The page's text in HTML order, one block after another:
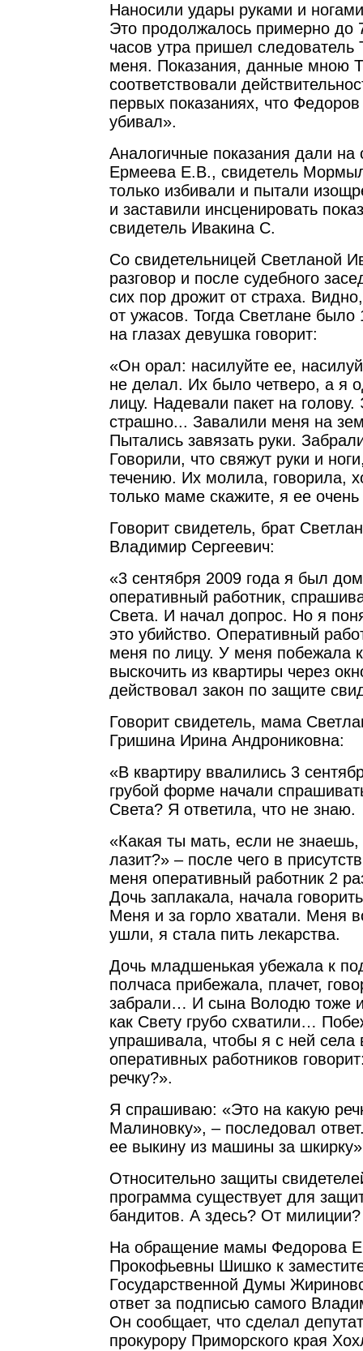
Наносили удары руками и
Это продолжалось примерно до
часов утра пришел
меня. Показания, данные мною
соответствовали
первых показаниях, что
убивал».
Аналогичные показания дали на
Ермеева Е.В., свидетель
только избивали и пытали
и заставили инсценировать
свидетель Ивакина С.
Со свидетельницей Светланой
разговор и после судебного
сих пор дрожит от страха.
от ужасов. Тогда Светлане было
на глазах девушка говорит:
«Он орал: насилуйте ее,
не делал. Их было четверо, а я
лицу. Надевали пакет на голову.
страшно... Завалили меня на
Пытались завязать руки.
Говорили, что свяжут руки и
течению. Их молила, говорила,
только маме скажите, я ее
Говорит свидетель, брат
Владимир Сергеевич:
«3 сентября 2009 года я был
оперативный работник,
Света. И начал допрос. Но я
это убийство. Оперативный
меня по лицу. У меня побежала
выскочить из квартиры через
действовал закон по защите
Говорит свидетель, мама
Гришина Ирина Андрониковна:
«В квартиру ввалились 3
грубой форме начали
Света? Я ответила, что не знаю.
«Какая ты мать, если не знаешь,
лазит?» – после чего в
меня оперативный работник 2
Дочь заплакала, начала
Меня и за горло хватали. Меня
ушли, я стала пить лекарства.
Дочь младшенькая убежала к
полчаса прибежала, плачет,
забрали… И сына Володю тоже
как Свету грубо схватили…
упрашивала, чтобы я с ней
оперативных работников
речку?».
Я спрашиваю: «Это на какую
Малиновку», – последовал
ее выкину из машины за
Относительно защиты
программа существует для
бандитов. А здесь? От
На обращение мамы Федорова
Прокофьевны Шишко к
Государственной Думы
ответ за подписью самого
Он сообщает, что сделал
прокурору Приморского края